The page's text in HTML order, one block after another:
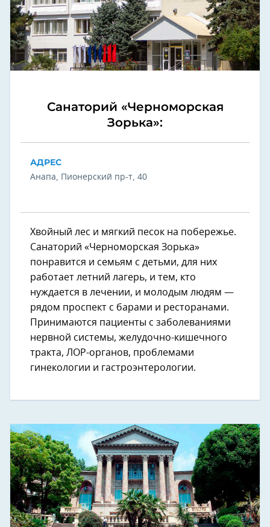
Санаторий «Черноморская
Зорька»:
АДРЕС
Анапа, Пионерский пр-т, 40
Хвойный лес и мягкий песок на побережье.
Санаторий «Черноморская Зорька»
понравится и семьям с детьми, для них
работает летний лагерь, и тем, кто
нуждается в лечении, и молодым людям —
рядом проспект с барами и ресторанами.
Принимаются пациенты с заболеваниями
нервной системы, желудочно-кишечного
тракта, ЛОР-органов, проблемами
гинекологии и гастроэнтерологии.